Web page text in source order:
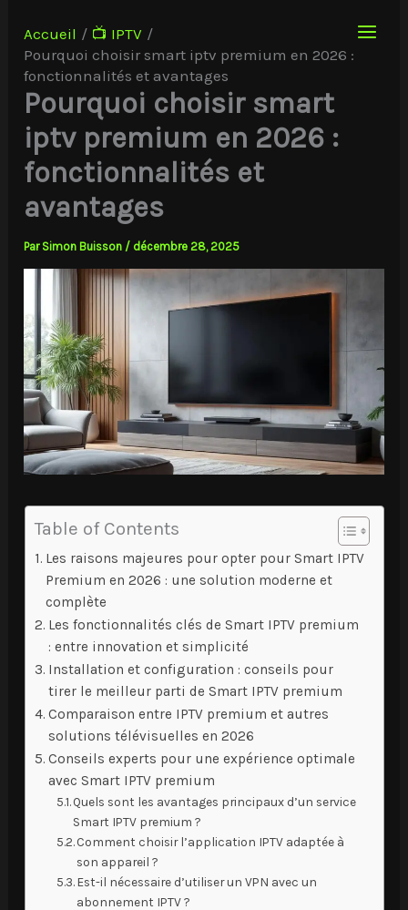
contenu
Accueil
📺 IPTV
Pourquoi choisir smart iptv premium en 2026 :
fonctionnalités et avantages
Pourquoi choisir smart
iptv premium en 2026 :
fonctionnalités et
avantages
Par Simon Buisson / décembre 28, 2025
Table of Contents
Les raisons majeures pour opter pour Smart IPTV
Premium en 2026 : une solution moderne et
complète
Les fonctionnalités clés de Smart IPTV premium
: entre innovation et simplicité
Installation et configuration : conseils pour
tirer le meilleur parti de Smart IPTV premium
Comparaison entre IPTV premium et autres
solutions télévisuelles en 2026
Conseils experts pour une expérience optimale
avec Smart IPTV premium
Quels sont les avantages principaux d’un service
Smart IPTV premium ?
Comment choisir l’application IPTV adaptée à
son appareil ?
Est-il nécessaire d’utiliser un VPN avec un
abonnement IPTV ?